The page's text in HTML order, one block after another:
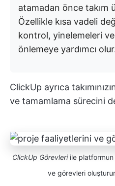
atamadan önce takım
Özellikle kısa vadeli
kontrol, yinelemeleri ve
önlemeye yardımcı
ClickUp ayrıca
ve tamamlama sürecini de
ClickUp Görevleriile platformun
ve görevleri